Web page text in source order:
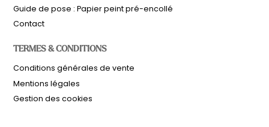
Hors frais de livraison
Voir le panier
Guide de pose : Papier peint pré-encollé
Contact
TERMES & CONDITIONS
Conditions générales de vente
Mentions légales
Gestion des cookies